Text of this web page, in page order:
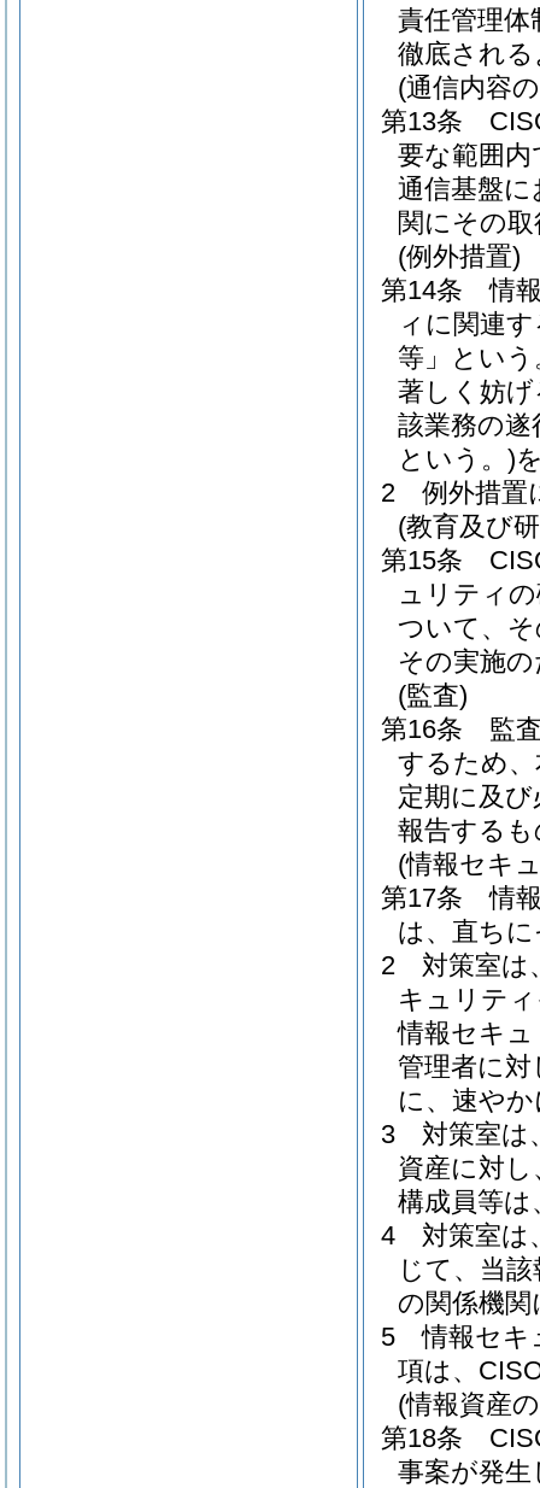
責任管理
徹底され
(通信内容
第13条
要な範囲
通信基盤
関にその
(例外措置)
第14条
情
ィに関連
等」という
著しく妨
該業務の
という。)
2
例外措置
(教育及び
第15条
ュリティ
ついて、
その実施
(監査)
第16条
監
するため
定期に及
報告する
(情報セキ
第17条
情
は、直ち
2
対策室は
キュリテ
情報セキ
管理者に
に、速や
3
対策室は
資産に対
構成員等
4
対策室は
じて、当
の関係機
5
情報セキ
項は、
(情報資産
第18条
事案が発